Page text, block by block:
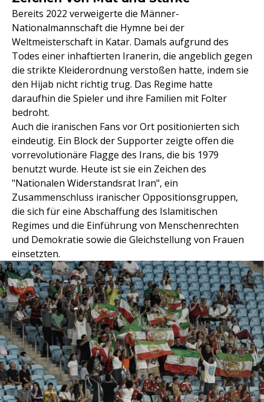
Bereits 2022 verweigerte die Männer-
Nationalmannschaft die Hymne bei der
Weltmeisterschaft in Katar. Damals aufgrund des
Todes einer inhaftierten Iranerin, die angeblich gegen
die strikte Kleiderordnung verstoßen hatte, indem sie
den Hijab nicht richtig trug. Das Regime hatte
daraufhin die Spieler und ihre Familien mit Folter
bedroht.
Auch die iranischen Fans vor Ort positionierten sich
eindeutig. Ein Block der Supporter zeigte offen die
vorrevolutionäre Flagge des Irans, die bis 1979
benutzt wurde. Heute ist sie ein Zeichen des
"Nationalen Widerstandsrat Iran", ein
Zusammenschluss iranischer Oppositionsgruppen,
die sich für eine Abschaffung des Islamitischen
Regimes und die Einführung von Menschenrechten
und Demokratie sowie die Gleichstellung von Frauen
einsetzten.